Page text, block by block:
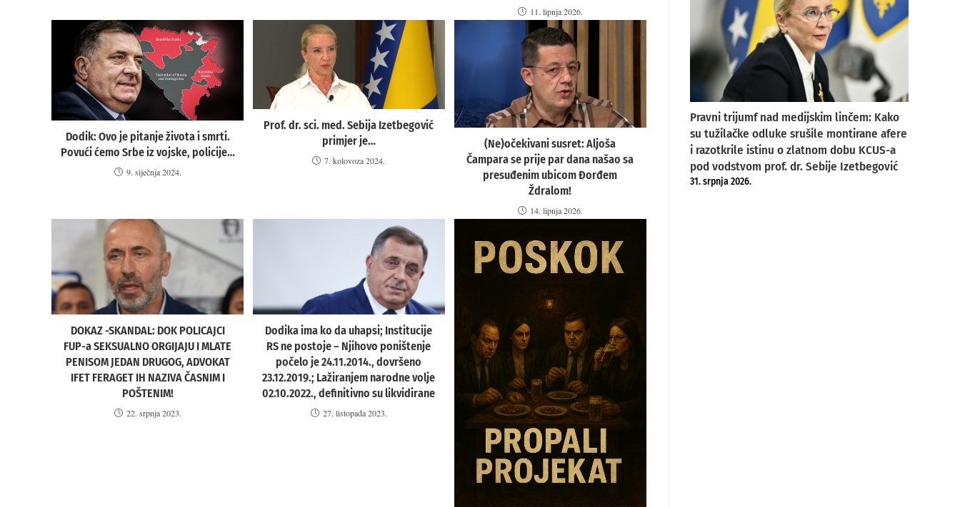
11. lipnja 2026.
Dodik: Ovo je pitanje života i smrti.
Povući ćemo Srbe iz vojske, policije…
9. siječnja 2024.
Prof. dr. sci. med. Sebija Izetbegović
primjer je…
7. kolovoza 2024.
(Ne)očekivani susret: Aljoša
Čampara se prije par dana našao sa
presuđenim ubicom Đorđem
Ždralom!
14. lipnja 2026.
DOKAZ -SKANDAL: DOK POLICAJCI
FUP-a SEKSUALNO ORGIJAJU I MLATE
PENISOM JEDAN DRUGOG, ADVOKAT
IFET FERAGET IH NAZIVA ČASNIM I
POŠTENIM!
22. srpnja 2023.
Dodika ima ko da uhapsi; Institucije
RS ne postoje – Njihovo poništenje
počelo je 24.11.2014., dovršeno
23.12.2019.; Lažiranjem narodne volje
02.10.2022., definitivno su likvidirane
27. listopada 2023.
Pravni trijumf nad medijskim linčem: Kako
su tužilačke odluke srušile montirane afere
i razotkrile istinu o zlatnom dobu KCUS-a
pod vodstvom prof. dr. Sebije Izetbegović
31. srpnja 2026.